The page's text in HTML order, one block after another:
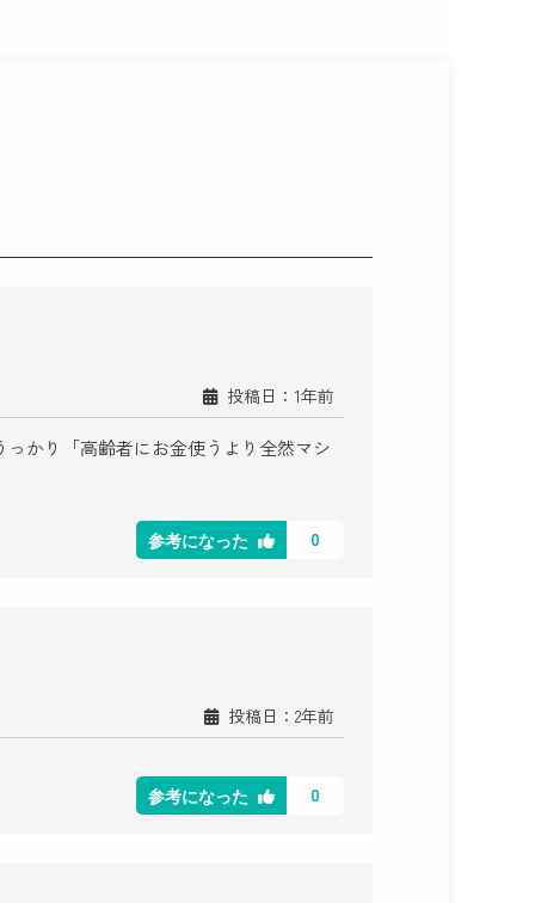
投稿日：1年前
かり「高齢者にお金使うより全然マシ
参考になった 0
投稿日：2年前
参考になった 0